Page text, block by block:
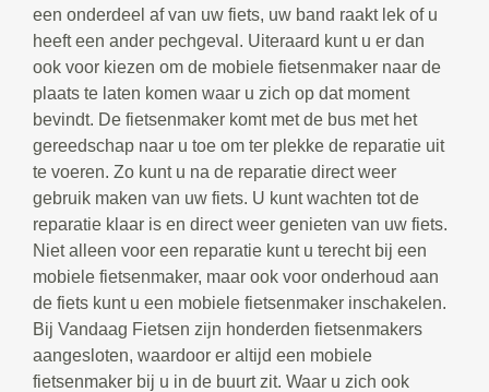
een onderdeel af van uw fiets, uw band raakt lek of u
heeft een ander pechgeval. Uiteraard kunt u er dan
ook voor kiezen om de mobiele fietsenmaker naar de
plaats te laten komen waar u zich op dat moment
bevindt. De fietsenmaker komt met de bus met het
gereedschap naar u toe om ter plekke de reparatie uit
te voeren. Zo kunt u na de reparatie direct weer
gebruik maken van uw fiets. U kunt wachten tot de
reparatie klaar is en direct weer genieten van uw fiets.
Niet alleen voor een reparatie kunt u terecht bij een
mobiele fietsenmaker, maar ook voor onderhoud aan
de fiets kunt u een mobiele fietsenmaker inschakelen.
Bij Vandaag Fietsen zijn honderden fietsenmakers
aangesloten, waardoor er altijd een mobiele
fietsenmaker bij u in de buurt zit. Waar u zich ook